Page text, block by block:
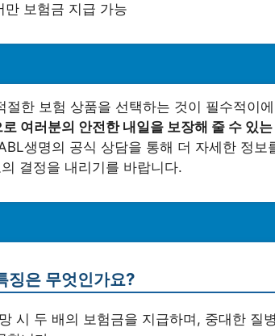
만 보험금 지급 가능
한 보험 상품을 선택하는 것이 필수적이
여러분의 안전한 내일을 보장해 줄 수 있
생명의 공식 상담을 통해 더 자세한 정보
결정을 내리기를 바랍니다.
징은 무엇인가요?
시 두 배의 보험금을 지급하며, 중대한 질